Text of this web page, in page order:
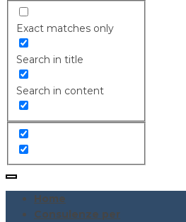
Exact matches only
Search in title
Search in content
Home
Consulenze per